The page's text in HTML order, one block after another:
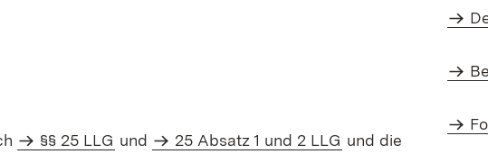
§§ 25 LLG und 25 Absatz 1 und 2 LLG und die